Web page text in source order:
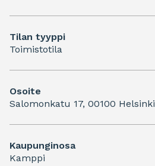
Tilan tyyppi
Toimistotila
Osoite
Salomonkatu 17, 00100 Helsinki
Kaupunginosa
Kamppi